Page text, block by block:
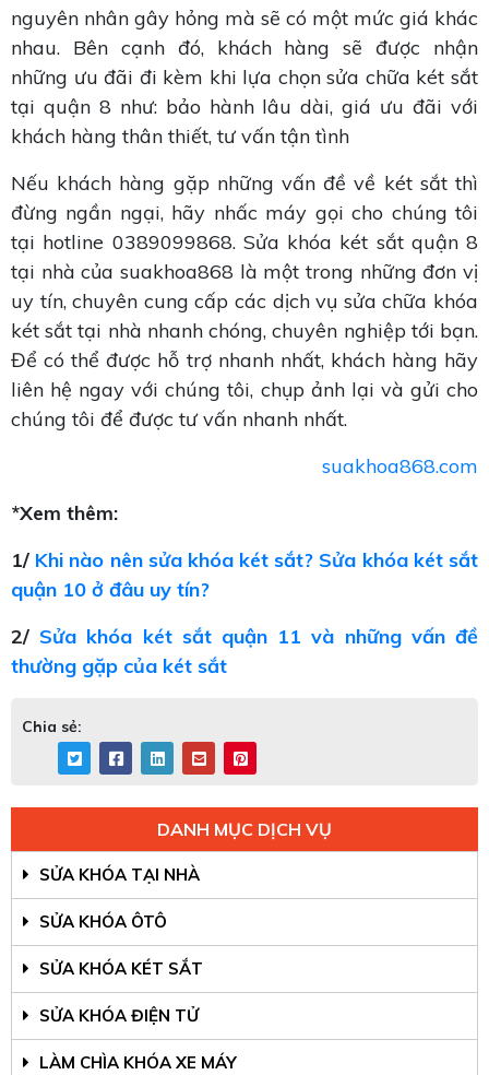
nguyên nhân gây hỏng mà sẽ có một mức giá khác
nhau. Bên cạnh đó, khách hàng sẽ được nhận
những ưu đãi đi kèm khi lựa chọn sửa chữa két sắt
tại quận 8 như: bảo hành lâu dài, giá ưu đãi với
khách hàng thân thiết, tư vấn tận tình
Nếu khách hàng gặp những vấn đề về két sắt thì
đừng ngần ngại, hãy nhấc máy gọi cho chúng tôi
tại hotline 0389099868. Sửa khóa két sắt quận 8
tại nhà của suakhoa868 là một trong những đơn vị
uy tín, chuyên cung cấp các dịch vụ sửa chữa khóa
két sắt tại nhà nhanh chóng, chuyên nghiệp tới bạn.
Để có thể được hỗ trợ nhanh nhất, khách hàng hãy
liên hệ ngay với chúng tôi, chụp ảnh lại và gửi cho
chúng tôi để được tư vấn nhanh nhất.
suakhoa868.com
*Xem thêm:
1/ Khi nào nên sửa khóa két sắt? Sửa khóa két sắt
quận 10 ở đâu uy tín?
2/ Sửa khóa két sắt quận 11 và những vấn đề
thường gặp của két sắt
Chia sẻ:
DANH MỤC DỊCH VỤ
SỬA KHÓA TẠI NHÀ
SỬA KHÓA ÔTÔ
SỬA KHÓA KÉT SẮT
SỬA KHÓA ĐIỆN TỬ
LÀM CHÌA KHÓA XE MÁY